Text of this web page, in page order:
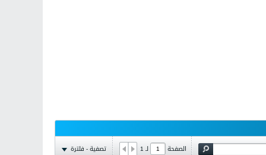
الصفحة لـ1 تصفية - فلترة